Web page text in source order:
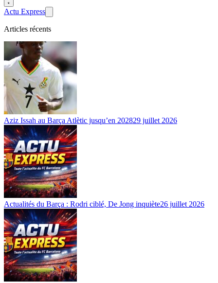
Actu Express
Articles récents
Aziz Issah au Barça Atlètic jusqu’en 202829 juillet 2026
Actualités du Barça : Rodri ciblé, De Jong inquiète26 juillet 2026